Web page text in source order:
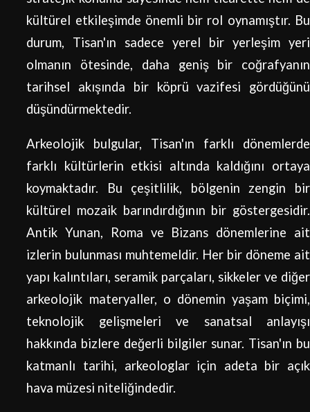
kültürel etkileşimde önemli bir rol oynamıştır. Bu
durum, Tisan'ın sadece yerel bir yerleşim yeri
olmanın ötesinde, daha geniş bir coğrafyanın
tarihsel akışında bir köprü vazifesi gördüğünü
düşündürmektedir.
Arkeolojik bulgular, Tisan'ın farklı dönemlerde
farklı kültürlerin etkisi altında kaldığını ortaya
koymaktadır. Bu çeşitlilik, bölgenin zengin bir
kültürel mozaik barındırdığının bir göstergesidir.
Antik Yunan, Roma ve Bizans dönemlerine ait
izlerin bulunması muhtemeldir. Her bir döneme ait
yapı kalıntıları, seramik parçaları, sikkeler ve diğer
arkeolojik materyaller, o dönemin yaşam biçimi,
teknolojik gelişmeleri ve sanatsal anlayışı
hakkında bizlere değerli bilgiler sunar. Tisan'ın bu
katmanlı tarihi, arkeologlar için adeta bir açık
hava müzesi niteliğindedir.